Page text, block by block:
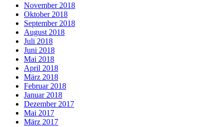
November 2018
Oktober 2018
September 2018
August 2018
Juli 2018
Juni 2018
Mai 2018
April 2018
März 2018
Februar 2018
Januar 2018
Dezember 2017
Mai 2017
März 2017